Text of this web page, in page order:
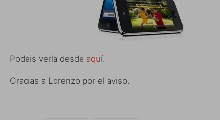
Podéis verla desde aquí.
Gracias a Lorenzo por el aviso.